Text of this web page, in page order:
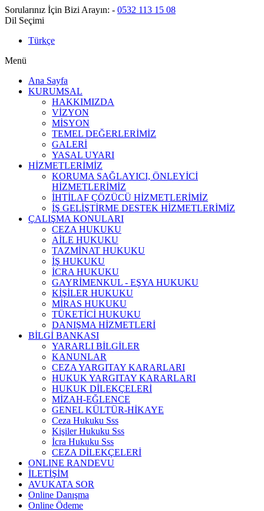
Sorularınız İçin Bizi Arayın: - 0532 113 15 08
Dil Seçimi
Türkçe
Menü
Ana Sayfa
KURUMSAL
HAKKIMIZDA
VİZYON
MİSYON
TEMEL DEĞERLERİMİZ
GALERİ
YASAL UYARI
HİZMETLERİMİZ
KORUMA SAĞLAYICI, ÖNLEYİCİ
HİZMETLERİMİZ
İHTİLAF ÇÖZÜCÜ HİZMETLERİMİZ
İŞ GELİŞTİRME DESTEK HİZMETLERİMİZ
ÇALIŞMA KONULARI
CEZA HUKUKU
AİLE HUKUKU
TAZMİNAT HUKUKU
İŞ HUKUKU
İCRA HUKUKU
GAYRİMENKUL - EŞYA HUKUKU
KİŞİLER HUKUKU
MİRAS HUKUKU
TÜKETİCİ HUKUKU
DANIŞMA HİZMETLERİ
BİLGİ BANKASI
YARARLI BİLGİLER
KANUNLAR
CEZA YARGITAY KARARLARI
HUKUK YARGITAY KARARLARI
HUKUK DİLEKÇELERİ
MİZAH-EĞLENCE
GENEL KÜLTÜR-HİKAYE
Ceza Hukuku Sss
Kişiler Hukuku Sss
İcra Hukuku Sss
CEZA DİLEKÇELERİ
ONLINE RANDEVU
İLETİŞİM
AVUKATA SOR
Online Danışma
Online Ödeme